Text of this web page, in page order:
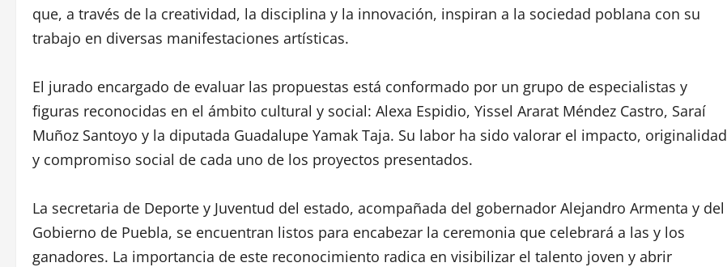
que, a través de la creatividad, la disciplina y la innovación, inspiran a la sociedad poblana con su
trabajo en diversas manifestaciones artísticas.
El jurado encargado de evaluar las propuestas está conformado por un grupo de especialistas y
figuras reconocidas en el ámbito cultural y social: Alexa Espidio, Yissel Ararat Méndez Castro, Saraí
Muñoz Santoyo y la diputada Guadalupe Yamak Taja. Su labor ha sido valorar el impacto, originalidad
y compromiso social de cada uno de los proyectos presentados.
La secretaria de Deporte y Juventud del estado, acompañada del gobernador Alejandro Armenta y del
Gobierno de Puebla, se encuentran listos para encabezar la ceremonia que celebrará a las y los
ganadores. La importancia de este reconocimiento radica en visibilizar el talento joven y abrir